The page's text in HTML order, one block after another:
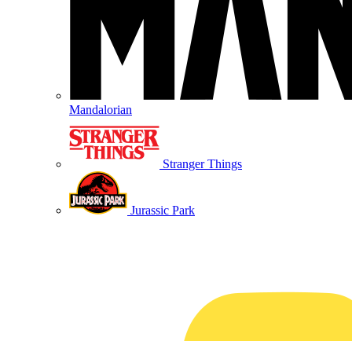
Mandalorian
Stranger Things
Jurassic Park